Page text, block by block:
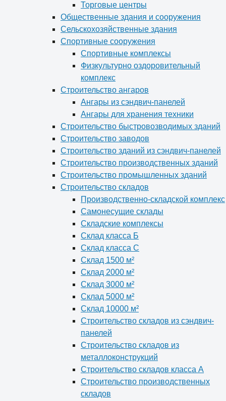
Торговые центры
Общественные здания и сооружения
Сельскохозяйственные здания
Спортивные сооружения
Спортивные комплексы
Физкультурно оздоровительный
комплекс
Строительство ангаров
Ангары из сэндвич-панелей
Ангары для хранения техники
Строительство быстровозводимых зданий
Строительство заводов
Строительство зданий из сэндвич-панелей
Строительство производственных зданий
Строительство промышленных зданий
Строительство складов
Производственно-складской комплекс
Самонесущие склады
Складские комплексы
Склад класса Б
Склад класса С
Склад 1500 м²
Склад 2000 м²
Склад 3000 м²
Склад 5000 м²
Склад 10000 м²
Строительство складов из сэндвич-
панелей
Строительство складов из
металлоконструкций
Строительство складов класса А
Строительство производственных
складов